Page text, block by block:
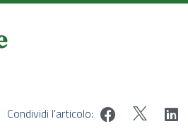
Condividi l'articolo: